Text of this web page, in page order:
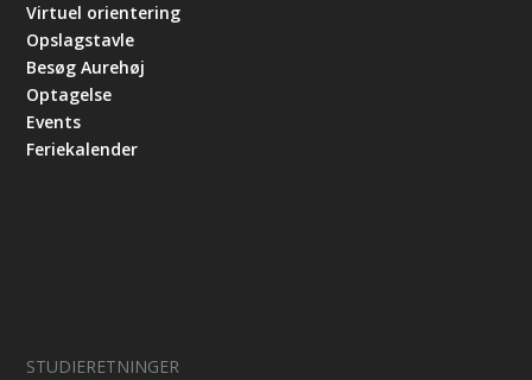
Virtuel orientering
Opslagstavle
Besøg Aurehøj
Optagelse
Events
Feriekalender
STUDIERETNINGER